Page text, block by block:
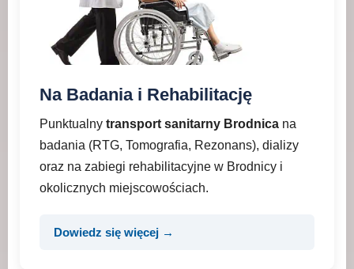
Na Badania i Rehabilitację
Punktualny transport sanitarny Brodnica na
badania (RTG, Tomografia, Rezonans), dializy
oraz na zabiegi rehabilitacyjne w Brodnicy i
okolicznych miejscowościach.
Dowiedz się więcej →